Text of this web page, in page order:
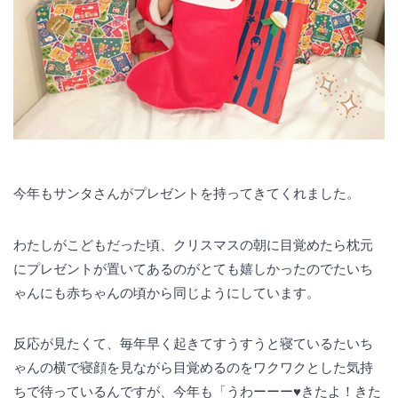
今年もサンタさんがプレゼントを持ってきてくれました。
わたしがこどもだった頃、クリスマスの朝に目覚めたら枕元
にプレゼントが置いてあるのがとても嬉しかったのでたいち
ゃんにも赤ちゃんの頃から同じようにしています。
反応が見たくて、毎年早く起きてすうすうと寝ているたいち
ゃんの横で寝顔を見ながら目覚めるのをワクワクとした気持
ちで待っているんですが、今年も「うわーーー♥️きたよ！きた